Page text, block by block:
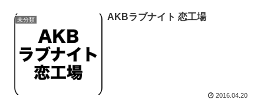
未分類 AKBラブナイト 恋工場
2016.04.20